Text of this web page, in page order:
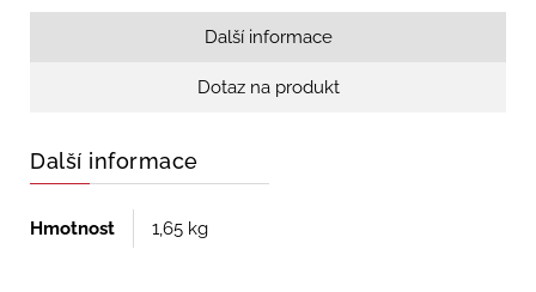
Další informace
Dotaz na produkt
Další informace
Hmotnost 1,65 kg